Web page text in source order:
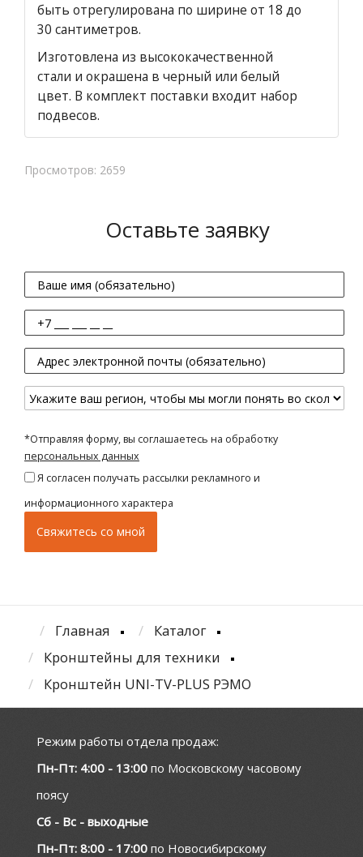
быть отрегулирована по ширине от 18 до
30 сантиметров.
Изготовлена из высококачественной
стали и окрашена в черный или белый
цвет. В комплект поставки входит набор
подвесов.
Просмотров: 2659
Оставьте заявку
*Отправляя форму, вы соглашаетесь на обработку
персональных данных
Я согласен получать рассылки рекламного и
информационного характера
Главная
Каталог
Кронштейны для техники
Кронштейн UNI-TV-PLUS РЭМО
Режим работы отдела продаж:
Пн-Пт: 4:00 - 13:00 по Московскому часовому
поясу
Сб - Вс - выходные
Пн-Пт: 8:00 - 17:00 по Новосибирскому